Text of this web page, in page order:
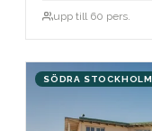
upp till 60 pers.
SÖDRA STOCKHOLM